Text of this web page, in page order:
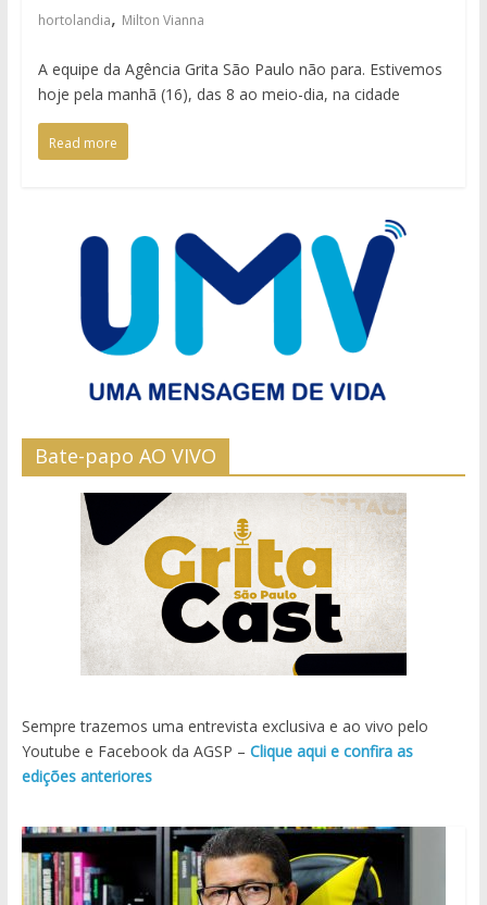
hortolandia, Milton Vianna
A equipe da Agência Grita São Paulo não para. Estivemos
hoje pela manhã (16), das 8 ao meio-dia, na cidade
Read more
Bate-papo AO VIVO
Sempre trazemos uma entrevista exclusiva e ao vivo pelo
Youtube e Facebook da AGSP – Clique aqui e confira as
edições anteriores